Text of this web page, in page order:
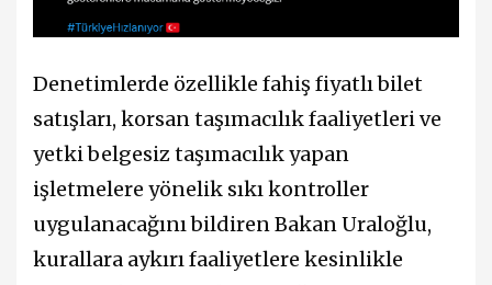
Denetimlerde özellikle fahiş fiyatlı bilet
satışları, korsan taşımacılık faaliyetleri ve
yetki belgesiz taşımacılık yapan
işletmelere yönelik sıkı kontroller
uygulanacağını bildiren Bakan Uraloğlu,
kurallara aykırı faaliyetlere kesinlikle